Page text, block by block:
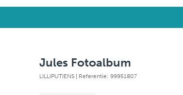
Jules Fotoalbum
LILLIPUTIENS | Referentie: 99951807